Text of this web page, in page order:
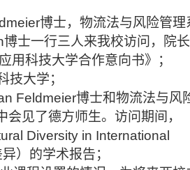
博士，物流法与风险管理
士一行三人来我校访问，院
用科技大学合作意向书》；
大学；
Feldmeier博士和物流法与风
见了德方师生。访问期间，
Diversity in International
）的学术报告；